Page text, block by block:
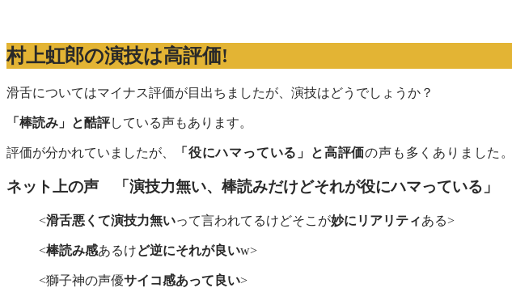
村上虹郎の演技は高評価!
滑舌についてはマイナス評価が目出ちましたが、演技はどうでしょうか？
「棒読み」と酷評している声もあります。
評価が分かれていましたが、 「役にハマっている」と高評価の声も多くありました。
ネット上の声 「演技力無い、棒読みだけどそれが役にハマっている」
<滑舌悪くて演技力無いって言われてるけどそこが妙にリアリティある>
<棒読み感あるけど逆にそれが良いw>
<獅子神の声優サイコ感あって良い>